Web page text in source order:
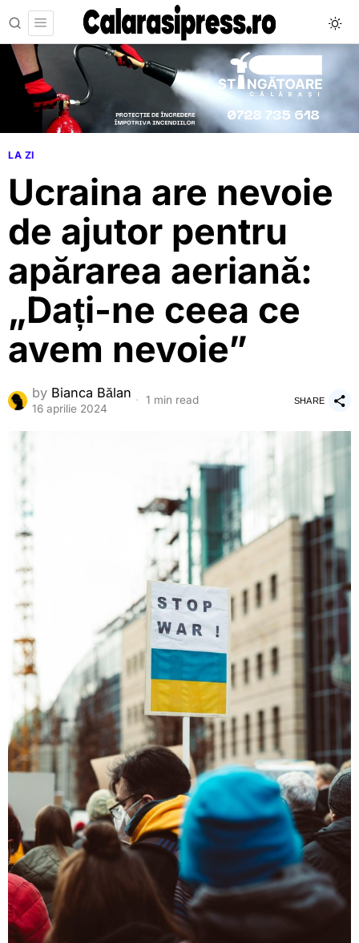
LA ZI
Ucraina are nevoie
de ajutor pentru
apărarea aeriană:
„Dați-ne ceea ce
avem nevoie”
by Bianca Bălan
16 aprilie 2024
1 min read SHARE